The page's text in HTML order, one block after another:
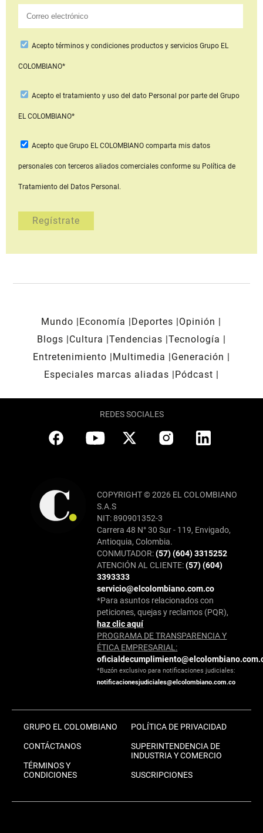
Aceptotérminos y condiciones productos y serviciosGrupo EL
COLOMBIANO*
Acepto el tratamiento y uso del dato Personal por parte del Grupo
EL COLOMBIANO*
Acepto que Grupo EL COLOMBIANOcomparta mis datos
personales con terceros aliados comerciales conforme su Política de
Tratamiento del Datos Personal.
Mundo Economía Deportes
Opinión
Blogs
Cultura Tendencias Tecnología
Entretenimiento
Multimedia
Generación
Especiales marcas aliadas
Pódcast
REDES SOCIALES
COPYRIGHT © 2026 EL COLOMBIANO
S.A.S
NIT: 890901352-3
Carrera 48 N° 30 Sur - 119, Envigado,
Antioquia, Colombia.
CONMUTADOR:(57) (604) 3315252
ATENCIÓN AL CLIENTE:(57) (604)
3393333
servicio@elcolombiano.com.co
*Para asuntos relacionados con
peticiones, quejas y reclamos (PQR),
haz clic aquí
PROGRAMA DE TRANSPARENCIA Y
ÉTICA EMPRESARIAL:
*Buzón exclusivo para notificaciones judiciales:
notificacionesjudiciales@elcolombiano.com.co
GRUPO EL COLOMBIANO
CONTÁCTANOS
TÉRMINOS Y
CONDICIONES
POLÍTICA DE PRIVACIDAD
SUPERINTENDENCIA DE
INDUSTRIA Y COMERCIO
SUSCRIPCIONES